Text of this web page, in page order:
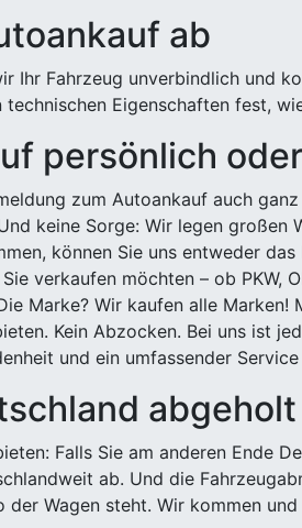
ab
Ihr Fahrzeug unverbindlich und
Eigenschaften fest,
persönlich
zum Autoankauf auch
keine Sorge: Wir legen
können Sie uns entweder
verkaufen möchten – ob
Marke? Wir kaufen alle
Kein Abzocken. Bei uns ist
und ein umfassender
abgeholt
Falls Sie am anderen Ende
ab. Und die
der Wagen steht. Wir kommen